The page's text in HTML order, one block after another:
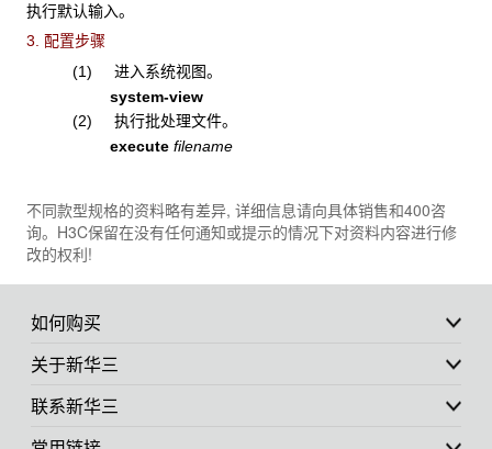
执行默认输入。
3. 配置步骤
(1) 进入系统视图。
system-view
(2) 执行批处理文件。
executefilename
不同款型规格的资料略有差异, 详细信息请向具体销售和400咨
询。H3C保留在没有任何通知或提示的情况下对资料内容进行修
改的权利!
如何购买
关于新华三
联系新华三